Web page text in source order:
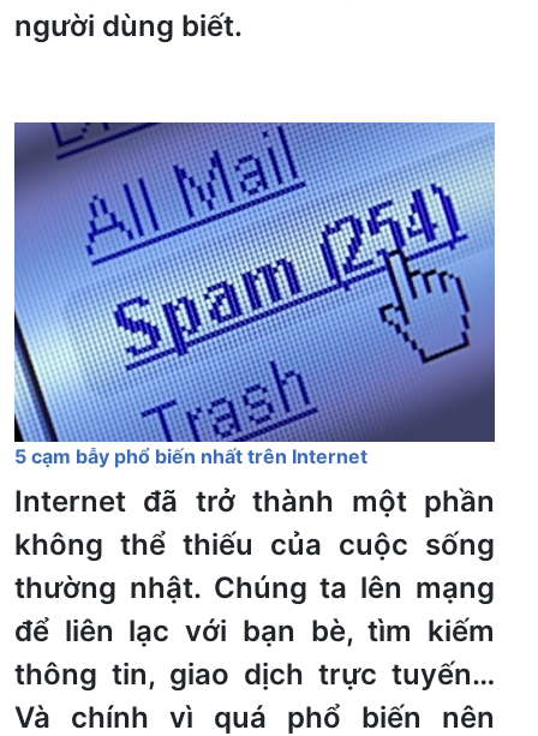
người dùng biết.
5 cạm bẫy phổ biến nhất trên Internet
Internet đã trở thành một phần
không thể thiếu của cuộc sống
thường nhật. Chúng ta lên mạng
để liên lạc với bạn bè, tìm kiếm
thông tin, giao dịch trực tuyến…
Và chính vì quá phổ biến nên